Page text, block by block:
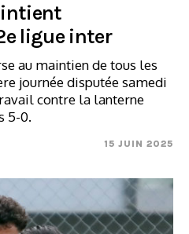
ligue inter
au maintien de tous les
journée disputée samedi
contre la lanterne
5-0.
15 JUIN 2025